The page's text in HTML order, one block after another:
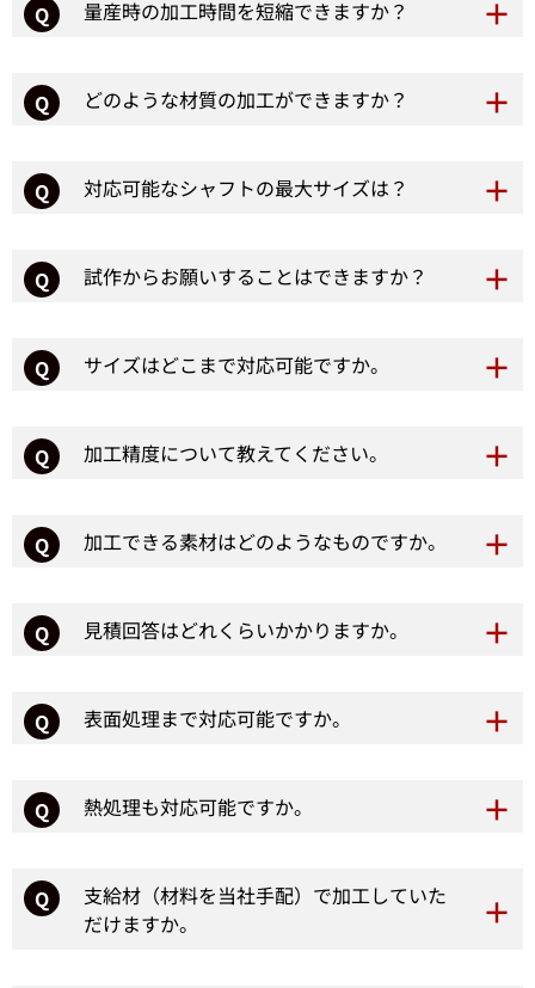
Q 量産時の加工時間を短縮できますか？
Q どのような材質の加工ができますか？
Q 対応可能なシャフトの最大サイズは？
Q 試作からお願いすることはできますか？
Q サイズはどこまで対応可能ですか。
Q 加工精度について教えてください。
Q 加工できる素材はどのようなものですか。
Q 見積回答はどれくらいかかりますか。
Q 表面処理まで対応可能ですか。
Q 熱処理も対応可能ですか。
Q
支給材（材料を当社手配）で加工していた
だけますか。